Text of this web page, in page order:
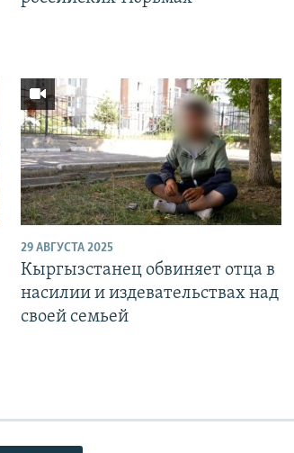
29 АВГУСТА 2025
Кыргызстанец обвиняет отца в
насилии и издевательствах над
своей семьей